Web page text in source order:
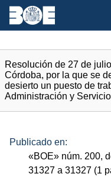
Resolución de 27 de
Córdoba, por la que se
desierto un puesto de
Administración y
Publicado en:
«BOE» núm. 200,
31327 a 31327 (1